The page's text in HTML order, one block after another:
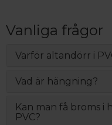
Vanliga frågor
Varför altandörr i
Vad är hängning?
Kan man få broms i
PVC?